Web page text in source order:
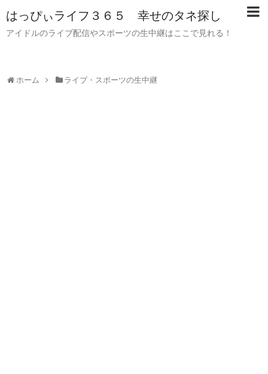
はっぴぃライフ３６５ 幸せのタネ探し
アイドルのライブ配信やスポーツの生中継はここで見れる！
ホーム ライブ・スポーツの生中継